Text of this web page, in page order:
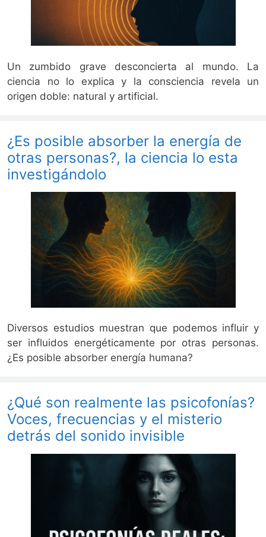
Un zumbido grave desconcierta al mundo. La
ciencia no lo explica y la consciencia revela un
origen doble: natural y artificial.
¿Es posible absorber la energía de
otras personas?, la ciencia lo esta
investigándolo
Diversos estudios muestran que podemos influir y
ser influidos energéticamente por otras personas.
¿Es posible absorber energía humana?
¿Qué son realmente las psicofonías?
Voces, frecuencias y el misterio
detrás del sonido invisible